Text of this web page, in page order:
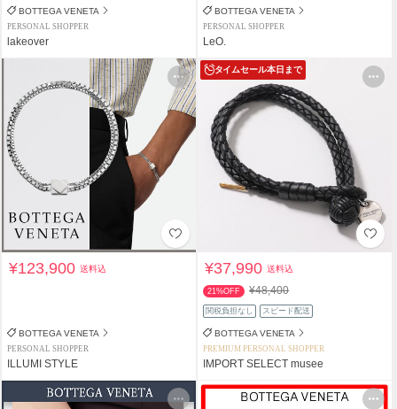
BOTTEGA VENETA
PERSONAL SHOPPER
lakeover
BOTTEGA VENETA
PERSONAL SHOPPER
LeO.
¥123,900送料込
BOTTEGA VENETA
PERSONAL SHOPPER
ILLUMI STYLE
タイムセール本日まで
¥37,990送料込
21%OFF ¥48,400
関税負担なし スピード配送
BOTTEGA VENETA
PREMIUM PERSONAL SHOPPER
IMPORT SELECT musee